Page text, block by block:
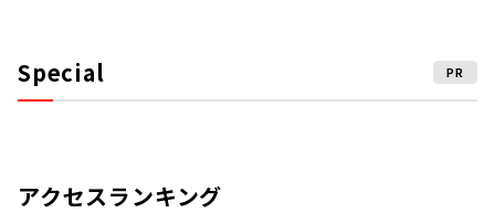
Special PR
アクセスランキング